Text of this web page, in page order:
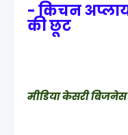
- किचन
की छूट
मीडिया केसरी